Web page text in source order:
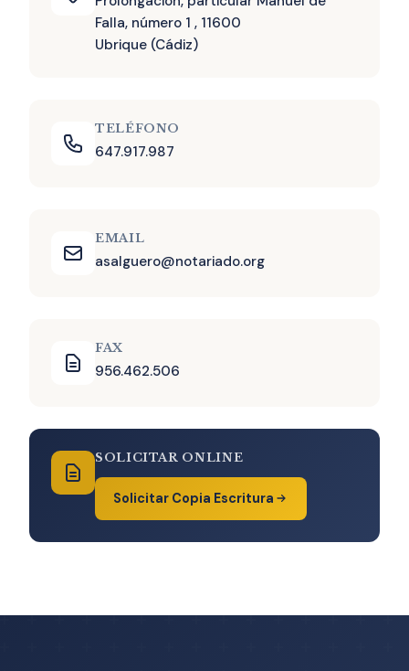
Falla, número 1 , 11600
Ubrique (Cádiz)
TELÉFONO
647.917.987
EMAIL
asalguero@notariado.org
FAX
956.462.506
SOLICITAR ONLINE
Solicitar Copia Escritura